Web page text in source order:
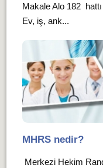
Makale Alo 182
Ev, iş, ank...
MHRS nedir?
Merkezi Hekim